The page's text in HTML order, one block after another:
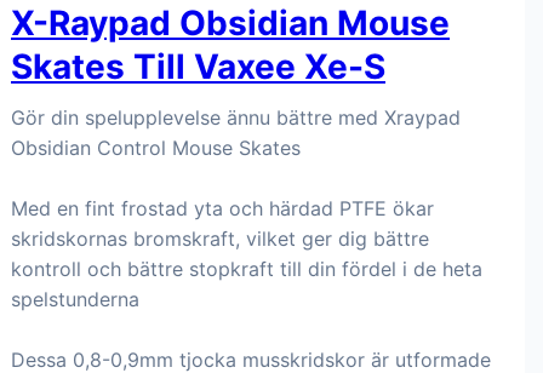
X-Raypad Obsidian Mouse
Skates Till Vaxee Xe-S
Gör din spelupplevelse ännu bättre med Xraypad
Obsidian Control Mouse Skates
Med en fint frostad yta och härdad PTFE ökar
skridskornas bromskraft, vilket ger dig bättre
kontroll och bättre stopkraft till din fördel i de heta
spelstunderna
Dessa 0,8-0,9mm tjocka musskridskor är utformade